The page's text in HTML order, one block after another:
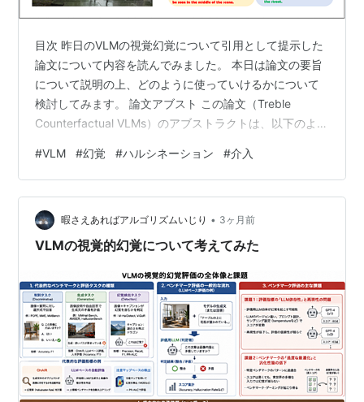
目次 昨日のVLMの視覚幻覚について引用として提示した
論文について内容を読んでみました。 本日は論文の要旨
について説明の上、どのように使っていけるかについて
検討してみます。 論文アブスト この論文（Treble
Counterfactual VLMs）のアブストラクトは、以下のよう
像キャプショニングや視覚的質問応答、推論などのマル
チモーダルタスクで大きな進歩を遂げているが、視覚コ
ンテキストやプロンプトと矛盾する幻覚（hallucination）
を生成することが多く、自動運転や医療画像などのクリ
ティカルな応用での信頼性を…
#VLM #幻覚 #ハルシネーション #介入
暇さえあればアルゴリズムいじり • 3ヶ月前
VLMの視覚的幻覚について考えてみた